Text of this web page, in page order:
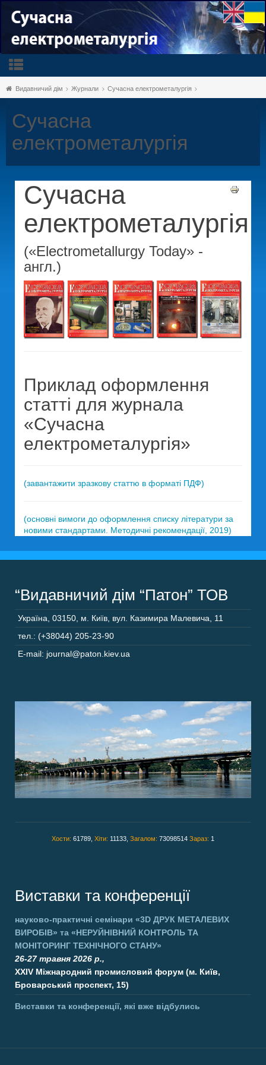
Видавничий дім Журнали Сучасна електрометалургія
Сучасна
електрометалургія
Сучасна
електрометалургія
(«Electrometallurgy Today» -
англ.)
Приклад оформлення
статті для журнала
«Сучасна
електрометалургія»
(завантажити зразкову статтю в форматі ПДФ)
(основні вимоги до оформлення списку літератури за
новими стандартами. Методичні рекомендації, 2019)
“Видавничий дім “Патон” ТОВ
Україна 03150 м. Київ, вул. Казимира Малевича, 11
тел.: (+38044) 205-23-90
E-mail: journal@paton.kiev.ua
Хости: 61789, Хіти: 11133, Загалом: 73098514 Зараз: 1
Виставки та конференції
науково-практичні семінари «3D ДРУК МЕТАЛЕВИХ
ВИРОБІВ» та «НЕРУЙНІВНИЙ КОНТРОЛЬ ТА
МОНІТОРИНГ ТЕХНІЧНОГО СТАНУ»
26-27 травня 2026 р.,
XXIV Міжнародний промисловий форум (м. Київ,
Броварський проспект, 15)
Виставки та конференції, які вже відбулись